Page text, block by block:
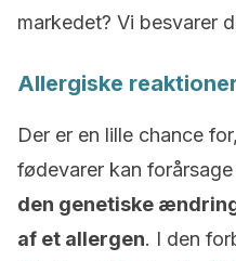
markedet? Vi besvarer
Allergiske
Der er en lille chance
fødevarer kan
den genetiske
af et allergen. I den